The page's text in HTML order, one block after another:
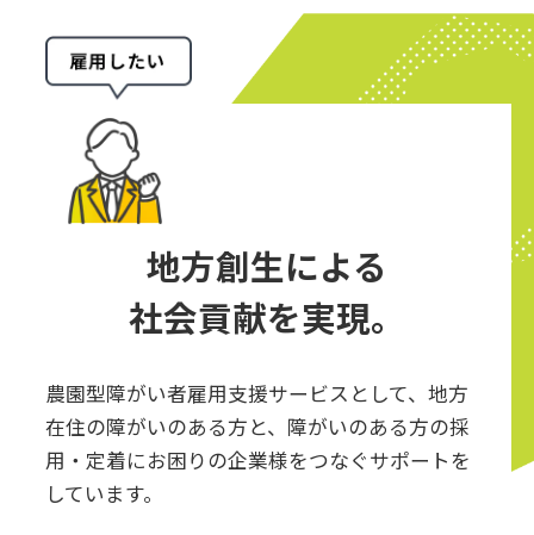
地方創生による
社会貢献を実現。
農園型障がい者雇用支援サービスとして、地方
在住の障がいのある方と、障がいのある方の採
用・定着にお困りの企業様をつなぐサポートを
しています。